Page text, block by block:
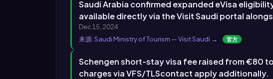
Saudi Arabia confirmed expanded eVisa
available directly via the Visit Saudi portal
Dec 15, 2024
来源: Saudi Ministry of Tourism — Visit Saudi →
官方
Schengen short-stay visa fee raised from €80
charges via VFS/TLScontact apply additionally.